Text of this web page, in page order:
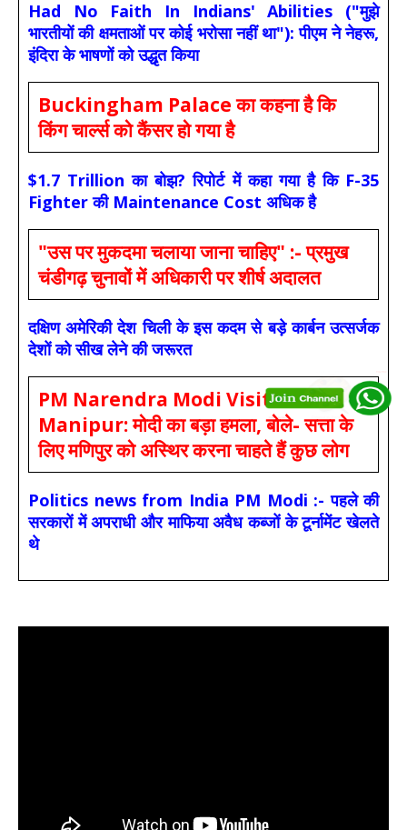
Had No Faith In Indians' Abilities ("मुझे
भारतीयों की क्षमताओं पर कोई भरोसा नहीं था"): पीएम ने नेहरू,
इंदिरा के भाषणों को उद्धृत किया
Buckingham Palace का कहना है कि
किंग चार्ल्स को कैंसर हो गया है
$1.7 Trillion का बोझ? रिपोर्ट में कहा गया है कि F-35
Fighter की Maintenance Cost अधिक है
"उस पर मुकदमा चलाया जाना चाहिए" :- प्रमुख
चंडीगढ़ चुनावों में अधिकारी पर शीर्ष अदालत
दक्षिण अमेरिकी देश चिली के इस कदम से बड़े कार्बन उत्सर्जक
देशों को सीख लेने की जरूरत
PM Narendra Modi Visits
Manipur: मोदी का बड़ा हमला, बोले- सत्ता के
लिए मणिपुर को अस्थिर करना चाहते हैं कुछ लोग
Politics news from India PM Modi :- पहले की
सरकारों में अपराधी और माफिया अवैध कब्जों के टूर्नामेंट खेलते
थे